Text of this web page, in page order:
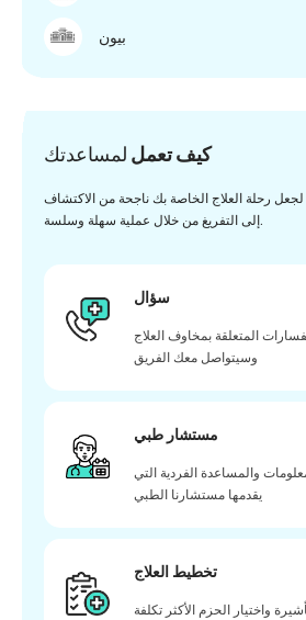
بيون
كيف تعمل لمساعدتك
رحلة العلاج الخاصة بك ناجحة من الاكتشاف
إلى التفريغ من خلال عملية سهلة وسلسة.
سؤال
المتعلقة بمخاوف العلاج
وسيتواصل معك الفريق
مستشار طبي
والمساعدة الفردية التي
يقدمها مستشارنا الطبي
تخطيط العلاج
واختيار الحزم الأكثر تكلفة